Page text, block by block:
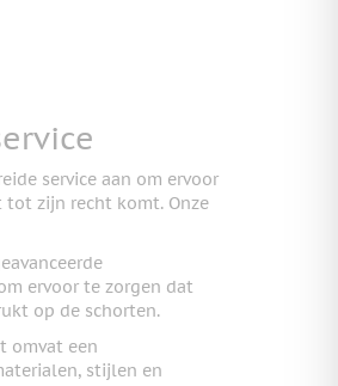
service aan om ervoor
zijn recht komt. Onze
ervoor te zorgen dat
op de schorten.
omvat een
stijlen en